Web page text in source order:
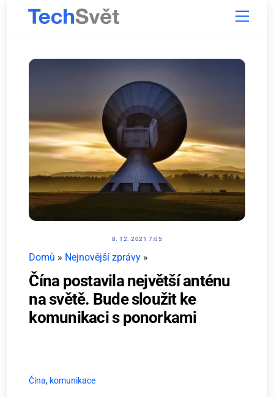
Menu
8. 12. 2021 7:05
Domů » Nejnovější zprávy »
Čína postavila největší anténu
na světě. Bude sloužit ke
komunikaci s ponorkami
Čína, komunikace